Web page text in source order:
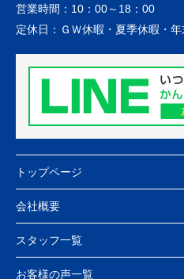
営業時間： 10：00～18：00
定休日： ＧＷ休暇・夏季休暇・
トップページ
会社概要
スタッフ一覧
お客様の声一覧